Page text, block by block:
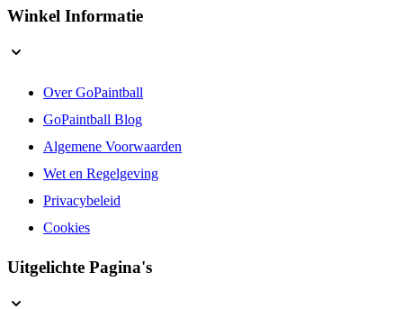
Winkel Informatie
Over GoPaintball
GoPaintball Blog
Algemene Voorwaarden
Wet en Regelgeving
Privacybeleid
Cookies
Uitgelichte Pagina's